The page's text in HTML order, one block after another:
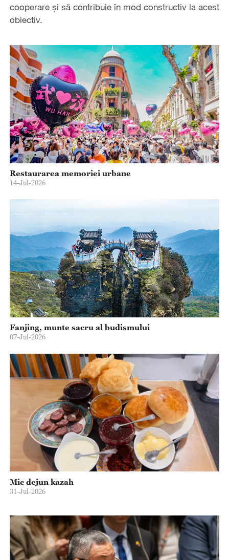
cooperare și să contribuie în mod constructiv la acest
obiectiv.
Restaurarea memoriei urbane
14-Jul-2026
Fanjing, munte sacru al budismului
07-Jul-2026
Mic dejun kazah
31-Jul-2026